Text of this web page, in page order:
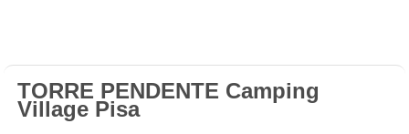
TORRE PENDENTE Camping
Village Pisa